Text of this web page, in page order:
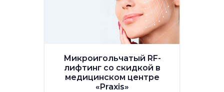
Микроигольчатый RF-
лифтинг со скидкой в
медицинском центре
«Praxis»